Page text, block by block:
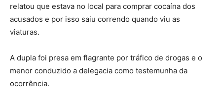
relatou que estava no local para comprar cocaína dos
acusados e por isso saiu correndo quando viu as
viaturas.
A dupla foi presa em flagrante por tráfico de drogas e o
menor conduzido a delegacia como testemunha da
ocorrência.